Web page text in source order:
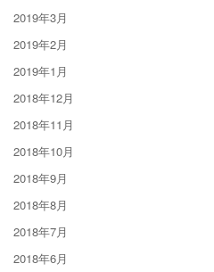
2019年3月
2019年2月
2019年1月
2018年12月
2018年11月
2018年10月
2018年9月
2018年8月
2018年7月
2018年6月